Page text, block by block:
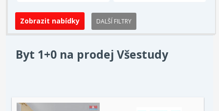
DALŠÍ FILTRY
Byt 1+0 na prodej Všestudy